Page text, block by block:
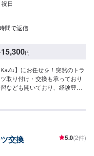
日
間で返信
15,300円
】にお任せを！突然のトラ
取り付け・交換も承っており
なども開いており、経験豊富
て最先端の技術と環境変化に
交換 5.0(2件)